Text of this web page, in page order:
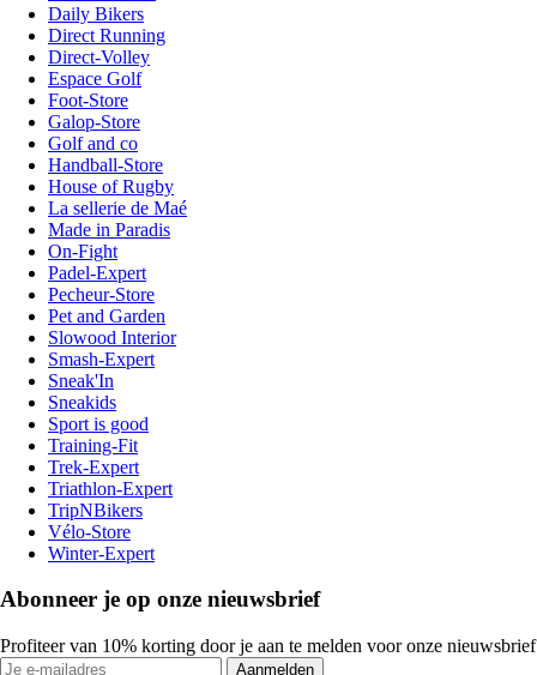
Daily Bikers
Direct Running
Direct-Volley
Espace Golf
Foot-Store
Galop-Store
Golf and co
Handball-Store
House of Rugby
La sellerie de Maé
Made in Paradis
On-Fight
Padel-Expert
Pecheur-Store
Pet and Garden
Slowood Interior
Smash-Expert
Sneak'In
Sneakids
Sport is good
Training-Fit
Trek-Expert
Triathlon-Expert
TripNBikers
Vélo-Store
Winter-Expert
Abonneer je op onze nieuwsbrief
Profiteer van 10% korting door je aan te melden voor onze nieuwsbrief
Aanmelden